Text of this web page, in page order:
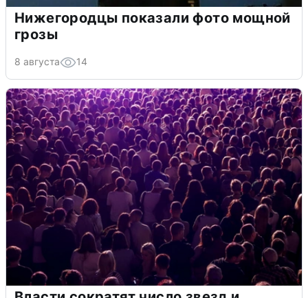
Нижегородцы показали фото мощной
грозы
8 августа 14